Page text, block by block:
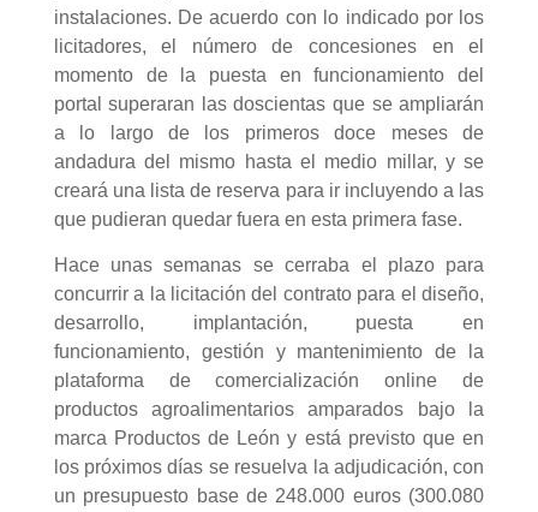
instalaciones. De acuerdo con lo indicado por los
licitadores, el número de concesiones en el
momento de la puesta en funcionamiento del
portal superaran las doscientas que se ampliarán
a lo largo de los primeros doce meses de
andadura del mismo hasta el medio millar, y se
creará una lista de reserva para ir incluyendo a las
que pudieran quedar fuera en esta primera fase.
Hace unas semanas se cerraba el plazo para
concurrir a la licitación del contrato para el diseño,
desarrollo, implantación, puesta en
funcionamiento, gestión y mantenimiento de la
plataforma de comercialización online de
productos agroalimentarios amparados bajo la
marca Productos de León y está previsto que en
los próximos días se resuelva la adjudicación, con
un presupuesto base de 248.000 euros (300.080